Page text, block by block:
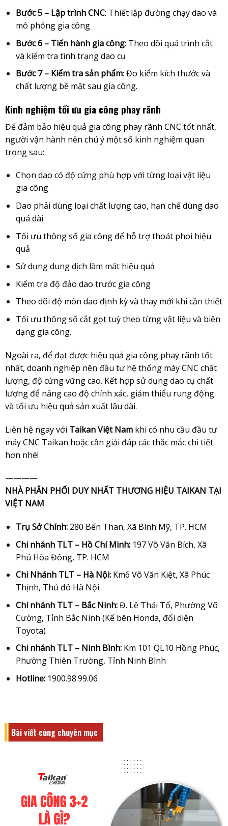
Bước 5 – Lập trình CNC: Thiết lập đường chạy dao và
mô phỏng gia công
Bước 6 – Tiến hành gia công: Theo dõi quá trình cắt
và kiểm tra tình trạng dao cụ
Bước 7 – Kiểm tra sản phẩm: Đo kiểm kích thước và
chất lượng bề mặt sau gia công.
Kinh nghiệm tối ưu gia công phay rãnh
Để đảm bảo hiệu quả gia công phay rãnh CNC tốt nhất,
người vận hành nên chú ý một số kinh nghiệm quan
trọng sau:
Chọn dao có độ cứng phù hợp với từng loại vật liệu
gia công
Dao phải dùng loại chất lượng cao, hạn chế dùng dao
quá dài
Tối ưu thông số gia công để hỗ trợ thoát phoi hiệu
quả
Sử dụng dung dịch làm mát hiệu quả
Kiểm tra độ đảo dao trước gia công
Theo dõi độ mòn dao định kỳ và thay mới khi cần thiết
Tối ưu thông số cắt gọt tuỳ theo từng vật liệu và biên
dạng gia công.
Ngoài ra, để đạt được hiệu quả gia công phay rãnh tốt
nhất, doanh nghiệp nên đầu tư hệ thống máy CNC chất
lượng, độ cứng vững cao. Kết hợp sử dụng dao cụ chất
lượng để nâng cao độ chính xác, giảm thiểu rung động
và tối ưu hiệu quả sản xuất lâu dài.
Liên hệ ngay với Taikan Việt Namkhi có nhu cầu đầu tư
máy CNC Taikan hoặc cần giải đáp các thắc mắc chi tiết
hơn nhé!
————
NHÀ PHÂN PHỐI DUY NHẤT THƯƠNG HIỆU TAIKAN TẠI
VIỆT NAM
Trụ Sở Chính:280 Bến Than, Xã Bình Mỹ, TP. HCM
Chi nhánh TLT – Hồ Chí Minh:197 Võ Văn Bích, Xã
Phú Hòa Đông, TP. HCM
Chi Nhánh TLT – Hà Nội:Km6 Võ Văn Kiệt, Xã Phúc
Thịnh, Thủ đô Hà Nội
Chi nhánh TLT – Bắc Ninh:Đ. Lê Thái Tổ, Phường Võ
Cường, Tỉnh Bắc Ninh (Kế bên Honda, đối diện
Toyota)
Chi nhánh TLT – Ninh Bình:Km 101 QL10 Hồng Phúc,
Phường Thiên Trường, Tỉnh Ninh Bình
Hotline:1900.98.99.06
Bài viết cùng chuyên mục